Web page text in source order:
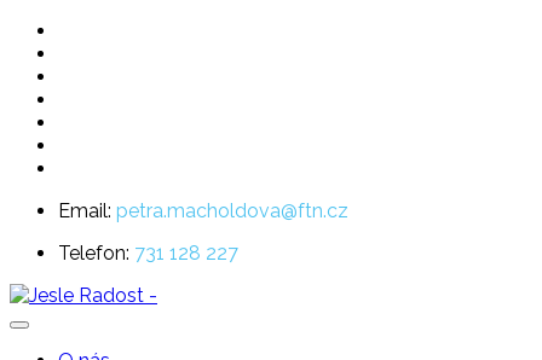
Email: petra.macholdova@ftn.cz
Telefon: 731 128 227